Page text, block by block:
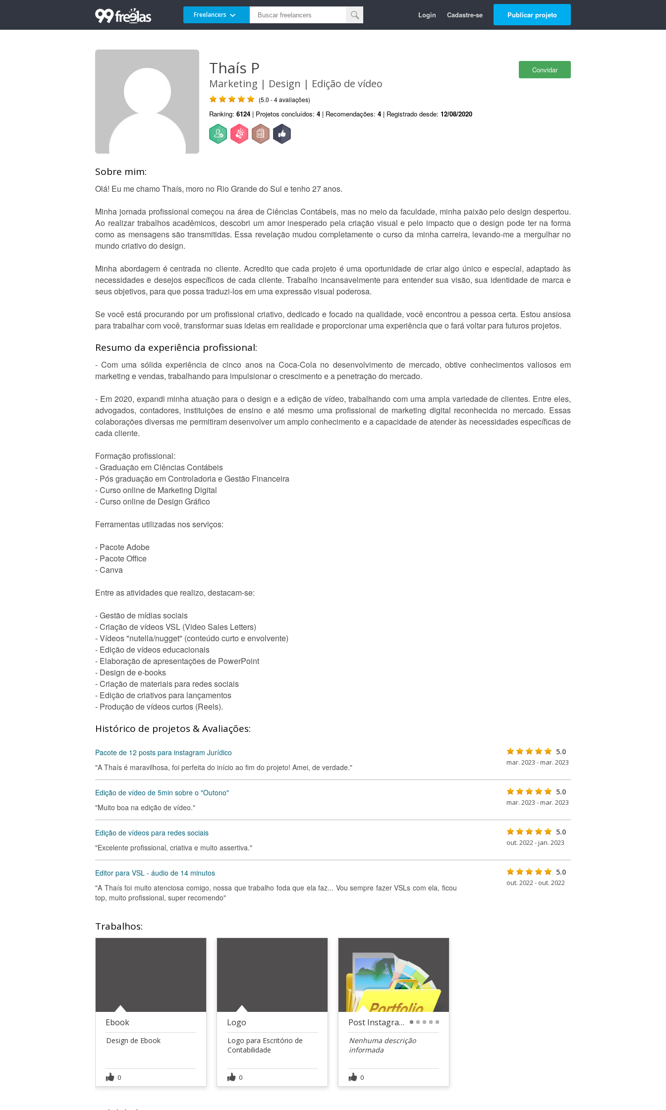
Freelancers Login Cadastre-se Publicar projeto
Convidar
Thaís P
Marketing | Design | Edição de vídeo
(5.0 - 4 avaliações)
Ranking: 6124 | Projetos concluídos: 4 | Recomendações: 4 | Registrado desde: 12/08/2020
Sobre mim:
Olá! Eu me chamo Thaís, moro no Rio Grande do Sul e tenho 27 anos.
Minha jornada profissional começou na área de Ciências Contábeis, mas no meio da faculdade, minha paixão pelo design despertou.
Ao realizar trabalhos acadêmicos, descobri um amor inesperado pela criação visual e pelo impacto que o design pode ter na forma
como as mensagens são transmitidas. Essa revelação mudou completamente o curso da minha carreira, levando-me a mergulhar no
mundo criativo do design.
Minha abordagem é centrada no cliente. Acredito que cada projeto é uma oportunidade de criar algo único e especial, adaptado às
necessidades e desejos específicos de cada cliente. Trabalho incansavelmente para entender sua visão, sua identidade de marca e
seus objetivos, para que possa traduzi-los em uma expressão visual poderosa.
Se você está procurando por um profissional criativo, dedicado e focado na qualidade, você encontrou a pessoa certa. Estou ansiosa
para trabalhar com você, transformar suas ideias em realidade e proporcionar uma experiência que o fará voltar para futuros projetos.
Resumo da experiência profissional:
- Com uma sólida experiência de cinco anos na Coca-Cola no desenvolvimento de mercado, obtive conhecimentos valiosos em
marketing e vendas, trabalhando para impulsionar o crescimento e a penetração do mercado.
- Em 2020, expandi minha atuação para o design e a edição de vídeo, trabalhando com uma ampla variedade de clientes. Entre eles,
advogados, contadores, instituições de ensino e até mesmo uma profissional de marketing digital reconhecida no mercado. Essas
colaborações diversas me permitiram desenvolver um amplo conhecimento e a capacidade de atender às necessidades específicas de
cada cliente.
Formação profissional:
- Graduação em Ciências Contábeis
- Pós graduação em Controladoria e Gestão Financeira
- Curso online de Marketing Digital
- Curso online de Design Gráfico
Ferramentas utilizadas nos serviços:
- Pacote Adobe
- Pacote Office
- Canva
Entre as atividades que realizo, destacam-se:
- Gestão de mídias sociais
- Criação de vídeos VSL (Video Sales Letters)
- Vídeos "nutella/nugget" (conteúdo curto e envolvente)
- Edição de vídeos educacionais
- Elaboração de apresentações de PowerPoint
- Design de e-books
- Criação de materiais para redes sociais
- Edição de criativos para lançamentos
- Produção de vídeos curtos (Reels).
Histórico de projetos & Avaliações:
Pacote de 12 posts para instagram Jurídico
"A Thaís é maravilhosa, foi perfeita do início ao fim do projeto! Amei, de verdade."
5.0
mar. 2023 - mar. 2023
Edição de vídeo de 5min sobre o "Outono"
"Muito boa na edição de vídeo."
5.0
mar. 2023 - mar. 2023
Edição de vídeos para redes sociais
"Excelente profissional, criativa e muito assertiva."
5.0
out. 2022 - jan. 2023
Editor para VSL - áudio de 14 minutos
"A Thaís foi muito atenciosa comigo, nossa que trabalho foda que ela faz... Vou sempre fazer VSLs com ela, ficou
top, muito profissional, super recomendo"
5.0
out. 2022 - out. 2022
Trabalhos:
Ebook
Design de Ebook
0
Logo
Logo para Escritório de
Contabilidade
0
Post Instagram
Nenhuma descrição
informada
0